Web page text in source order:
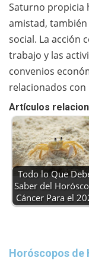
Saturno propicia
amistad,
social. La acción
trabajo y las
convenios
relacionados con
Artículos
Todo lo Que
Saber del
Cáncer Para el
Horóscopos de